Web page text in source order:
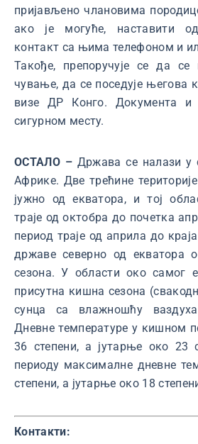
пријављено члановима
ако је могуће, наставити
контакт са њима телефоном и
Такође, препоручује се да
чување, да се поседује његова
визе ДР Конго. Документа и
сигурном месту.
ОСТАЛО –Држава се налази у
Африке. Две трећине
јужно од екватора, и тој
траје од октобра до почетка
период траје од априла до
државе северно од екватора
сезона. У области око самог
присутна кишна сезона
сунца са влажношћу
Дневне температуре у кишном
36 степени, а јутарње око 23
периоду максималне дневне
степени, а јутарње око 18
Контакти: